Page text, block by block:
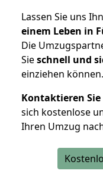
Lassen Sie uns
einem Leben in
Die
Sieschnell und
einziehen können.
Kontaktieren
sich kostenlose
Ihren Umzug